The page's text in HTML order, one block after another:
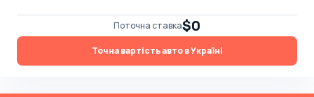
Поточна ставка$0
Точна вартість авто в Україні